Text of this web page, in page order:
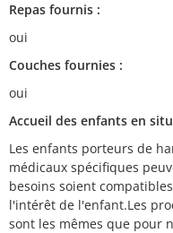
Repas fournis :
oui
Couches fournies :
oui
Accueil des enfants en
Les enfants porteurs de
médicaux spécifiques
besoins soient
l'intérêt de l'enfant.Les
sont les mêmes que pour